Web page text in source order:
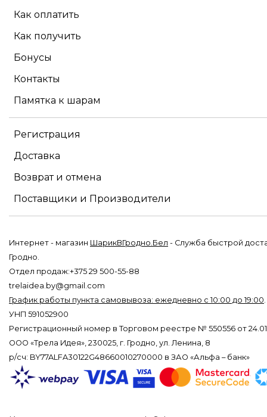
Как оплатить
Как получить
Бонусы
Контакты
Памятка к шарам
Регистрация
Доставка
Возврат и отмена
Поставщики и Производители
Интернет - магазин ШарикВГродно.Бел - Служба быстрой
Гродно.
Отдел продаж:+375 29 500-55-88
trelaidea.by@gmail.com
График работы пункта самовывоза: ежедневно с 10:00 до 19:00
УНП 591052900
Регистрационный номер в Торговом реестре № 550556 от
ООО «Трела Идея», 230025, г. Гродно, ул. Ленина, 8
р/сч: BY77ALFA30122G48660010270000 в ЗАО «Альфа – банк»